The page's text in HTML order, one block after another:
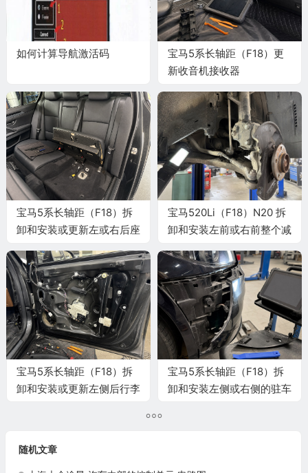
如何计算导航激活码
宝马5系长轴距（F18）更
新收音机接收器
准
宝马5系长轴距（F18）拆
卸和安装或更新左或右后座
准
宝马520Li（F18）N20 拆
卸和安装左前或右前整个减
宝马5系长轴距（F18）拆
卸和安装或更新左侧后行李
宝马5系长轴距（F18）拆
卸和安装左侧或右侧的驻车
随机文章